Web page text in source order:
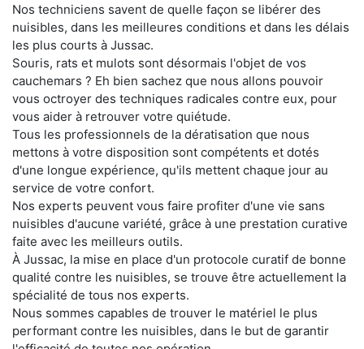
Nos techniciens savent de quelle façon se libérer des
nuisibles, dans les meilleures conditions et dans les délais
les plus courts à Jussac.
Souris, rats et mulots sont désormais l'objet de vos
cauchemars ? Eh bien sachez que nous allons pouvoir
vous octroyer des techniques radicales contre eux, pour
vous aider à retrouver votre quiétude.
Tous les professionnels de la dératisation que nous
mettons à votre disposition sont compétents et dotés
d'une longue expérience, qu'ils mettent chaque jour au
service de votre confort.
Nos experts peuvent vous faire profiter d'une vie sans
nuisibles d'aucune variété, grâce à une prestation curative
faite avec les meilleurs outils.
À Jussac, la mise en place d'un protocole curatif de bonne
qualité contre les nuisibles, se trouve être actuellement la
spécialité de tous nos experts.
Nous sommes capables de trouver le matériel le plus
performant contre les nuisibles, dans le but de garantir